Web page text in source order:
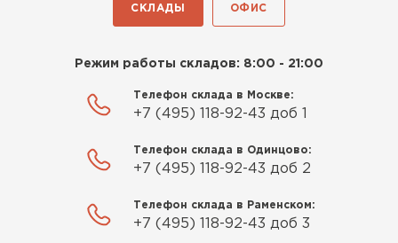
СКЛАДЫ ОФИС
Режим работы складов: 8:00 - 21:00
Телефон склада в Москве:
+7 (495) 118-92-43 доб 1
Телефон склада в Одинцово:
+7 (495) 118-92-43 доб 2
Телефон склада в Раменском:
+7 (495) 118-92-43 доб 3